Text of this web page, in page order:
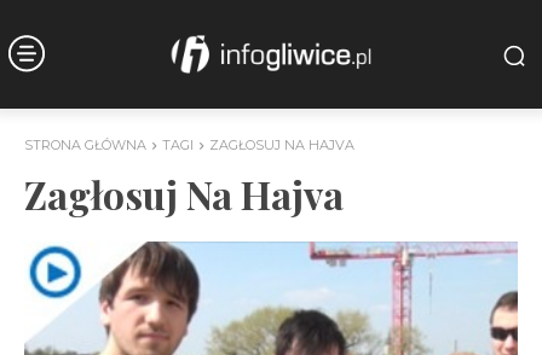
STRONA GŁÓWNA TAGI ZAGŁOSUJ NA HAJVA
Zagłosuj Na Hajva